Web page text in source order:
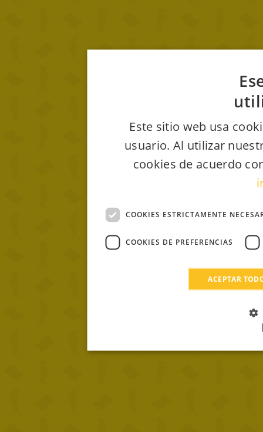
Este sitio web usa
usuario. Al utilizar
cookies de acuerdo
COOKIES ESTRICTAMENTE
COOKIES DE PREFERENCIAS
ACEPTAR